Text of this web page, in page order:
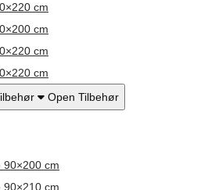
cm
cm
cm
cm
Open Tilbehør
90×200 cm
90×210 cm